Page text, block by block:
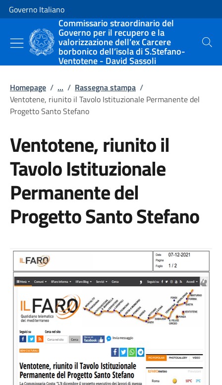
Vai al contenuto
Vai alla navigazione del sito
Governo Italiano
Commissario straordinario del
Governo per il recupero e la
valorizzazione dell’ex Carcere
borbonico dell’isola di S.Stefano-
Ventotene - David Sassoli
Cerca
Homepage / ... / Rassegna stampa /
Ventotene, riunito il Tavolo Istituzionale Permanente del
Progetto Santo Stefano
Ventotene, riunito il
Tavolo Istituzionale
Permanente del
Progetto Santo Stefano